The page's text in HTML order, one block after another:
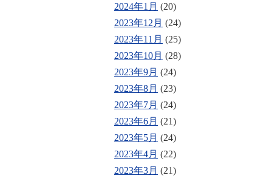
2024年1月 (20)
2023年12月 (24)
2023年11月 (25)
2023年10月 (28)
2023年9月 (24)
2023年8月 (23)
2023年7月 (24)
2023年6月 (21)
2023年5月 (24)
2023年4月 (22)
2023年3月 (21)